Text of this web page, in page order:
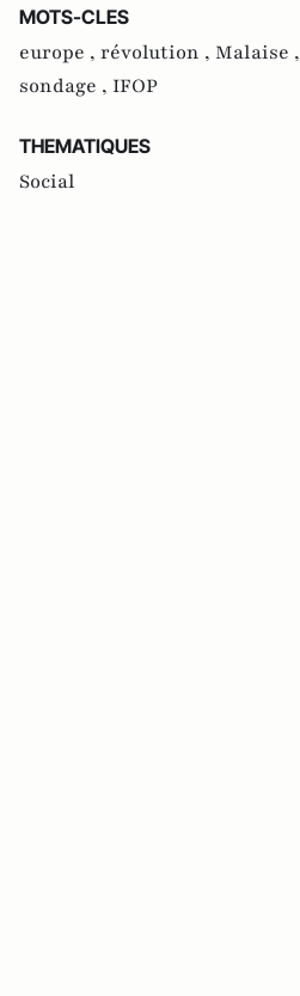
MOTS-CLES
europe , révolution , Malaise ,
sondage , IFOP
THEMATIQUES
Social